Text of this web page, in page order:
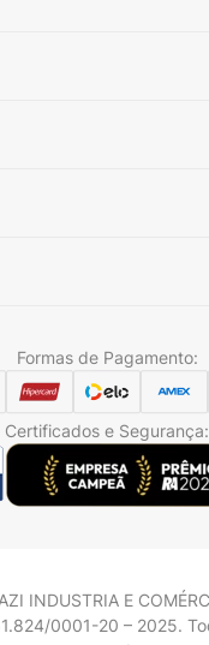
Formas de Pagamento:
Certificados e Segurança:
INDUSTRIA E
0001-20 – 2025.